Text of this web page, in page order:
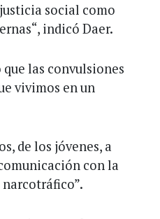
social como
indicó Daer.
las convulsiones
vivimos en un
de los jóvenes, a
con la